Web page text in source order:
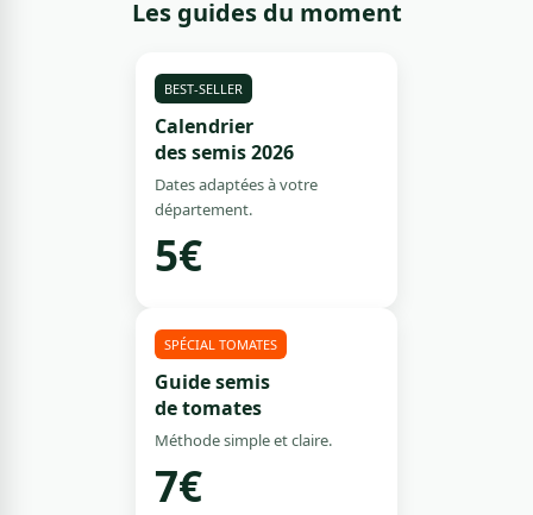
Les guides du moment
BEST-SELLER
Calendrier
des semis 2026
Dates adaptées à votre
département.
5€
SPÉCIAL TOMATES
Guide semis
de tomates
Méthode simple et claire.
7€